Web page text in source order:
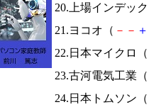
20.上場インデッ
21.ヨコオ（ － － ＋
22.日本マイクロ（
23.古河電気工業（
24.日本トムソン（